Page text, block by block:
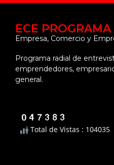
ECE PROGRAMA
Empresa, Comercio y
Programa radial de
emprendedores,
general.
Total de Vistas : 104035